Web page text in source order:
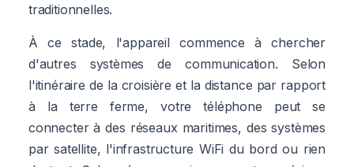
traditionnelles.
À ce stade, l'appareil commence à chercher
d'autres systèmes de communication. Selon
l'itinéraire de la croisière et la distance par rapport
à la terre ferme, votre téléphone peut se
connecter à des réseaux maritimes, des systèmes
par satellite, l'infrastructure WiFi du bord ou rien